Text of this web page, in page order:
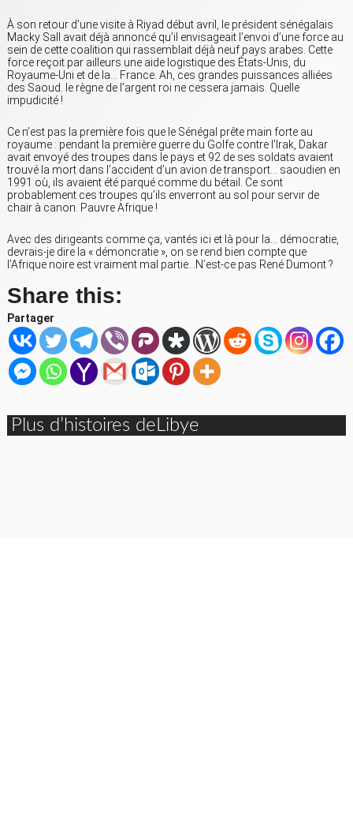
À son retour d’une visite à Riyad début avril, le président sénégalais
Macky Sall avait déjà annoncé qu’il envisageait l’envoi d’une force au
sein de cette coalition qui rassemblait déjà neuf pays arabes. Cette
force reçoit par ailleurs une aide logistique des États-Unis, du
Royaume-Uni et de la… France. Ah, ces grandes puissances alliées
des Saoud. le règne de l’argent roi ne cessera jamais. Quelle
impudicité !
Ce n’est pas la première fois que le Sénégal prête main forte au
royaume : pendant la première guerre du Golfe contre l’Irak, Dakar
avait envoyé des troupes dans le pays et 92 de ses soldats avaient
trouvé la mort dans l’accident d’un avion de transport… saoudien en
1991 où, ils avaient été parqué comme du bétail. Ce sont
probablement ces troupes qu’ils enverront au sol pour servir de
chair à canon. Pauvre Afrique !
Avec des dirigeants comme ça, vantés ici et là pour la… démocratie,
devrais-je dire la « démoncratie », on se rend bien compte que
l’Afrique noire est vraiment mal partie…N’est-ce pas René Dumont ?
Share this:
Partager
Plus d’histoires deLibye